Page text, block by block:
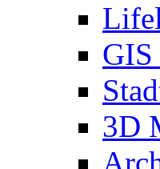
3D